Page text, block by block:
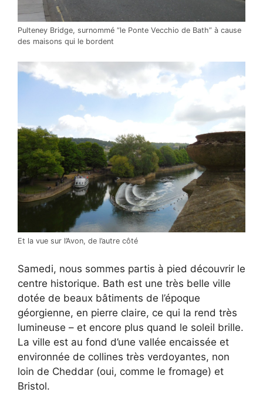
Pulteney Bridge, surnommé “le Ponte Vecchio de Bath” à cause
des maisons qui le bordent
Et la vue sur l’Avon, de l’autre côté
Samedi, nous sommes partis à pied découvrir le
centre historique. Bath est une très belle ville
dotée de beaux bâtiments de l’époque
géorgienne, en pierre claire, ce qui la rend très
lumineuse – et encore plus quand le soleil brille.
La ville est au fond d’une vallée encaissée et
environnée de collines très verdoyantes, non
loin de Cheddar (oui, comme le fromage) et
Bristol.